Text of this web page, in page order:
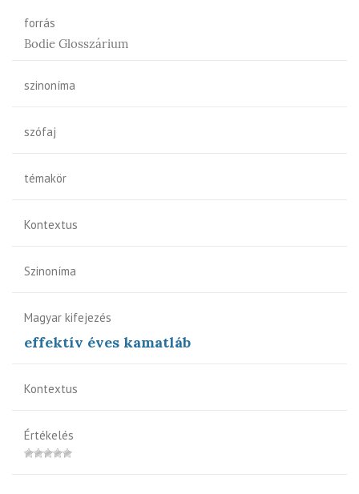
forrás
Bodie Glosszárium
szinoníma
szófaj
témakör
Kontextus
Szinoníma
Magyar kifejezés
effektív éves kamatláb
Kontextus
Értékelés